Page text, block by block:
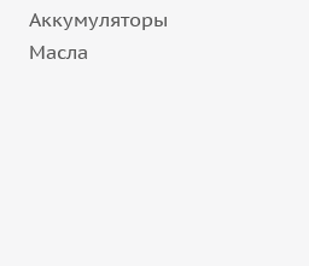
Аккумуляторы
Масла